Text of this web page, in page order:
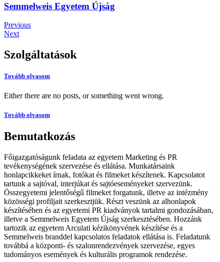
Semmelweis Egyetem Újság
Previous
Next
Szolgáltatások
Tovább olvasom
Either there are no posts, or something went wrong.
Tovább olvasom
Bemutatkozás
Főigazgatóságunk feladata az egyetem Marketing és PR
tevékenységének szervezése és ellátása. Munkatársaink
honlapcikkeket írnak, fotókat és filmeket készítenek. Kapcsolatot
tartunk a sajtóval, interjúkat és sajtóeseményeket szervezünk.
Összegyetemi jelentőségű filmeket forgatunk, illetve az intézmény
közösségi profiljait szerkesztjük. Részt veszünk az alhonlapok
készítésében és az egyetemi PR kiadványok tartalmi gondozásában,
illetve a Semmelweis Egyetem Újság szerkesztésében. Hozzánk
tartozik az egyetem Arculati kézikönyvének készítése és a
Semmelweis branddel kapcsolatos feladatok ellátása is. Feladatunk
továbbá a központi- és szalonrendezvények szervezése, egyes
tudományos események és kulturális programok rendezése.